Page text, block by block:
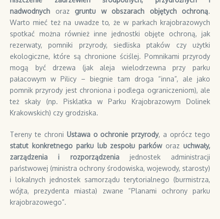
nadwodnych oraz gruntu w obszarach objętych ochroną.
Warto mieć też na uwadze to, że w parkach krajobrazowych
spotkać można również inne jednostki objęte ochroną, jak
rezerwaty, pomniki przyrody, siedliska ptaków czy użytki
ekologiczne, które są chronione ściślej. Pomnikami przyrody
mogą być drzewa (jak aleja wielodrzewna przy parku
pałacowym w Pilicy – biegnie tam droga “inna”, ale jako
pomnik przyrody jest chroniona i podlega ograniczeniom), ale
też skały (np. Pisklatka w Parku Krajobrazowym Dolinek
Krakowskich) czy grodziska.
Tereny te chroni Ustawa o ochronie przyrody, a oprócz tego
statut konkretnego parku lub zespołu parkóworazuchwały,
zarządzenia i rozporządzeniajednostek administracji
państwowej (ministra ochrony środowiska, wojewody, starosty)
i lokalnych jednostek samorządu terytorialnego (burmistrza,
wójta, prezydenta miasta) zwane “Planami ochrony parku
krajobrazowego”.